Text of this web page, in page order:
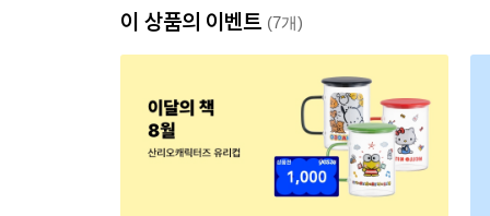
이 상품의 이벤트 (7개)